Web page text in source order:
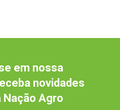
em nossa
novidades
Nação Agro